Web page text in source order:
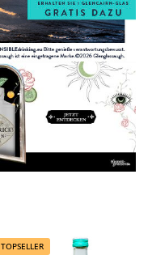
TOPSELLER